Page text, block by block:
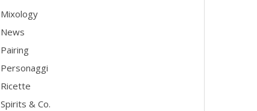
Mixology
News
Pairing
Personaggi
Ricette
Spirits & Co.